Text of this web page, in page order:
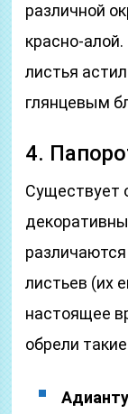
различной
красно-
листья
глянцевым
4.
Существует
листьев (их
настоящее
обрели